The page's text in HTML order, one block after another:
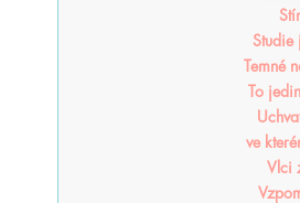
Studie
Temné
To
ve
Vlci